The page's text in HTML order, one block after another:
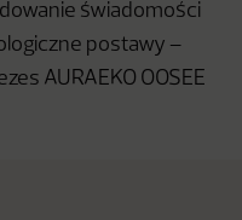
świadomości
postawy –
AURAEKO OOSEE